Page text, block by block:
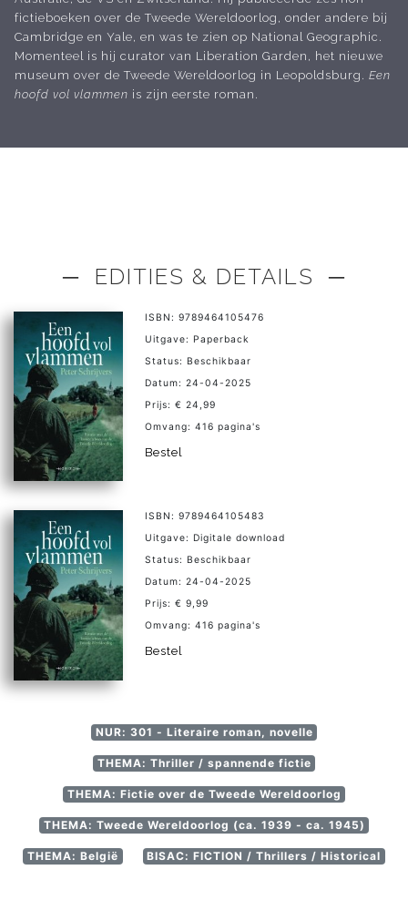
fictieboeken over de Tweede Wereldoorlog, onder andere bij
Cambridge en Yale, en was te zien op National Geographic.
Momenteel is hij curator van Liberation Garden, het nieuwe
museum over de Tweede Wereldoorlog in Leopoldsburg. Een
hoofd vol vlammen is zijn eerste roman.
─ EDITIES & DETAILS ─
ISBN: 9789464105476
Uitgave: Paperback
Status: Beschikbaar
Datum: 24-04-2025
Prijs: € 24,99
Omvang: 416 pagina's
Bestel
ISBN: 9789464105483
Uitgave: Digitale download
Status: Beschikbaar
Datum: 24-04-2025
Prijs: € 9,99
Omvang: 416 pagina's
Bestel
NUR: 301 - Literaire roman, novelle
THEMA: Thriller / spannende fictie
THEMA: Fictie over de Tweede Wereldoorlog
THEMA: Tweede Wereldoorlog (ca. 1939 - ca. 1945)
THEMA: België BISAC: FICTION / Thrillers / Historical